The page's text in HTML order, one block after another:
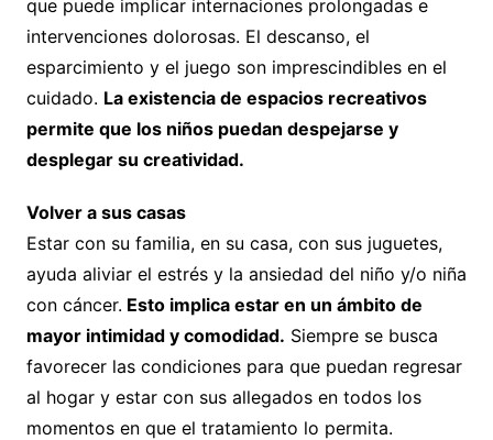
que puede implicar internaciones prolongadas e
intervenciones dolorosas. El descanso, el
esparcimiento y el juego son imprescindibles en el
cuidado. La existencia de espacios recreativos
permite que los niños puedan despejarse y
desplegar su creatividad.
Volver a sus casas
Estar con su familia, en su casa, con sus juguetes,
ayuda aliviar el estrés y la ansiedad del niño y/o niña
con cáncer. Esto implica estar en un ámbito de
mayor intimidad y comodidad. Siempre se busca
favorecer las condiciones para que puedan regresar
al hogar y estar con sus allegados en todos los
momentos en que el tratamiento lo permita.